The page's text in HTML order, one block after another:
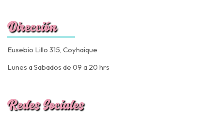
Dirección
Eusebio Lillo 315, Coyhaique
Lunes a Sabados de 09 a 20 hrs
Redes Sociales